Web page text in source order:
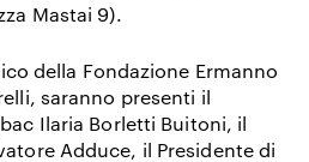
Mastai 9).
della Fondazione Ermanno
saranno presenti il
Ilaria Borletti Buitoni, il
Adduce, il Presidente di